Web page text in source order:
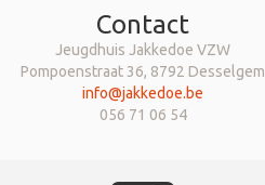
Contact
Jeugdhuis Jakkedoe VZW
Pompoenstraat 36, 8792 Desselgem
info@jakkedoe.be
056 71 06 54